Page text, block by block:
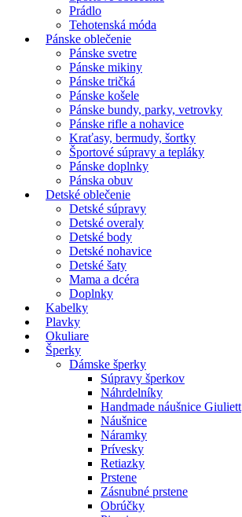
Prádlo
Tehotenská móda
Pánske oblečenie
Pánske svetre
Pánske mikiny
Pánske tričká
Pánske košele
Pánske bundy, parky, vetrovky
Pánske rifle a nohavice
Kraťasy, bermudy, šortky
Športové súpravy a tepláky
Pánske doplnky
Pánska obuv
Detské oblečenie
Detské súpravy
Detské overaly
Detské body
Detské nohavice
Detské šaty
Mama a dcéra
Doplnky
Kabelky
Plavky
Okuliare
Šperky
Dámske šperky
Súpravy šperkov
Náhrdelníky
Handmade náušnice Giuliett
Náušnice
Náramky
Prívesky
Retiazky
Prstene
Zásnubné prstene
Obrúčky